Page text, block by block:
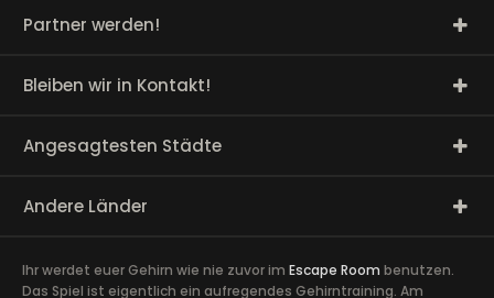
Partner werden!
Bleiben wir in Kontakt!
Angesagtesten Städte
Andere Länder
Ihr werdet euer Gehirn wie nie zuvor im Escape Room benutzen.
Das Spiel ist eigentlich ein aufregendes Gehirntraining. Am